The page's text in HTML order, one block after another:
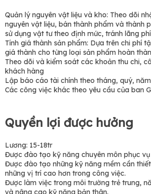
Quản lý nguyên vật liệu và kho: Theo dõi
nguyên vật liệu, bán thành phẩm và thành
sử dụng vật tư theo định mức, tránh lãng
Tính giá thành sản phẩm: Dựa trên chi phí
giá thành cho từng loại sản phẩm hoàn
Theo dõi và kiểm soát các khoản thu chi,
khách hàng
Lập báo cáo tài chính theo tháng, quý, năm
Các công việc khác theo yêu cầu của ban
Quyền lợi được hưởng
Lương: 15-18tr
Được đào tạo kỹ năng chuyên môn phục
Được đào tạo những kỹ năng mềm cần
những vị trí cao hơn trong công việc.
Được làm việc trong môi trường trẻ trung,
và nâng cao kỹ năng bản thân.